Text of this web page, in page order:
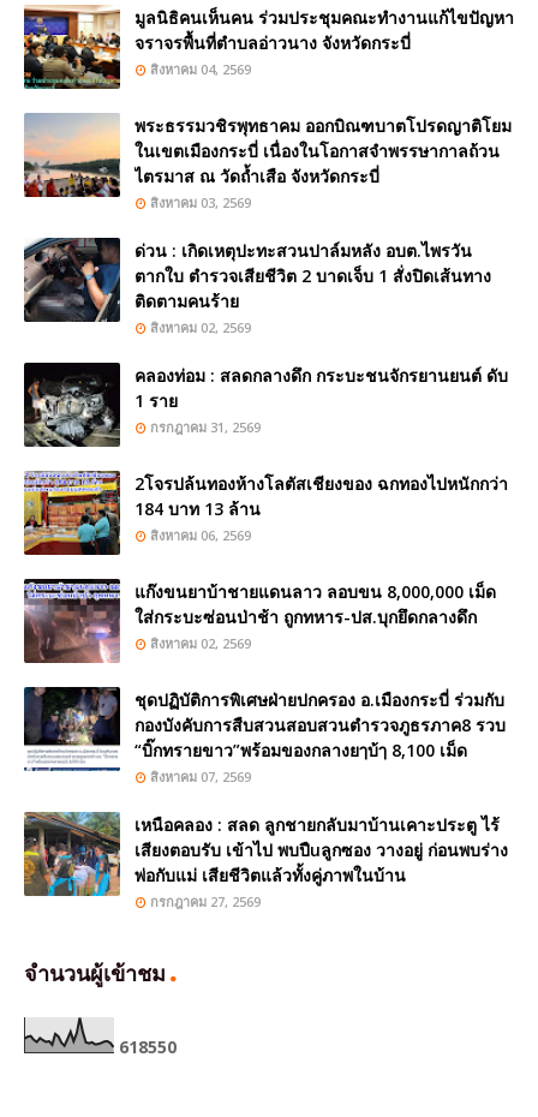
มูลนิธิคนเห็นคน ร่วมประชุมคณะทำงานแก้ไขปัญหา
จราจรพื้นที่ตำบลอ่าวนาง จังหวัดกระบี่
สิงหาคม 04, 2569
พระธรรมวชิรพุทธาคม ออกบิณฑบาตโปรดญาติโยม
ในเขตเมืองกระบี่ เนื่องในโอกาสจำพรรษากาลถ้วน
ไตรมาส ณ วัดถ้ำเสือ จังหวัดกระบี่
สิงหาคม 03, 2569
ด่วน : เกิดเหตุปะทะสวนปาล์มหลัง อบต.ไพรวัน
ตากใบ ตำรวจเสียชีวิต 2 บาดเจ็บ 1 สั่งปิดเส้นทาง
ติดตามคนร้าย
สิงหาคม 02, 2569
คลองท่อม : สลดกลางดึก กระบะชนจักรยานยนต์ ดับ
1 ราย
กรกฎาคม 31, 2569
2โจรปล้นทองห้างโลตัสเชียงของ ฉกทองไปหนักกว่า
184 บาท 13 ล้าน
สิงหาคม 06, 2569
แก๊งขนยาบ้าชายแดนลาว ลอบขน 8,000,000 เม็ด
ใส่กระบะซ่อนป่าช้า ถูกทหาร-ปส.บุกยึดกลางดึก
สิงหาคม 02, 2569
ชุดปฏิบัติการพิเศษฝ่ายปกครอง อ.เมืองกระบี่ ร่วมกับ
กองบังคับการสืบสวนสอบสวนตำรวจภูธรภาค8 รวบ
“บิ๊กทรายขาว”พร้อมของกลางยๅบ้ๅ 8,100 เม็ด
สิงหาคม 07, 2569
เหนือคลอง : สลด ลูกชายกลับมาบ้านเคาะประตู ไร้
เสียงตอบรับ เข้าไป พบปืuลูกซอง วางอยู่ ก่อนพบร่าง
พ่อกับแม่ เสียชีวิตแล้วทั้งคู่ภาพในบ้าน
กรกฎาคม 27, 2569
จำนวนผู้เข้าชม
618550